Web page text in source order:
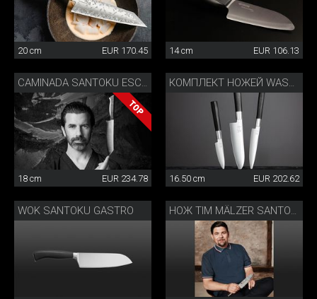
20 cm EUR 170.45 14 cm EUR 106.13
18 cm EUR 234.78 16.50 cm EUR 202.62
WOK SANTOKU GASTRO